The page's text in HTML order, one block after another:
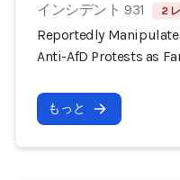
インシデント 931 2
Reportedly
Anti-AfD Protests as
もっと